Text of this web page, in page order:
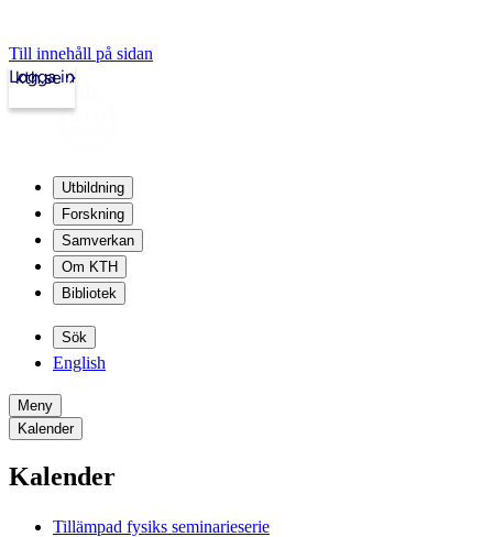
Till innehåll på sidan
kth.se
Logga in
Utbildning
Forskning
Samverkan
Om KTH
Bibliotek
Sök
English
Meny
Kalender
Kalender
Tillämpad fysiks seminarieserie